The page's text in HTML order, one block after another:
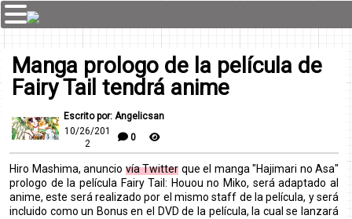
Manga prologo de la película de
Fairy Tail tendrá anime
Escrito por: Angelicsan
10/26/201
2
0
Hiro Mashima, anuncio vía Twitter que el manga "Hajimari no Asa"
prologo de la película Fairy Tail: Houou no Miko, será adaptado al
anime, este será realizado por el mismo staff de la película, y será
incluido como un Bonus en el DVD de la película, la cual se lanzará